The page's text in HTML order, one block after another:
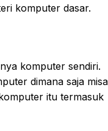
komputer dasar.
komputer sendiri.
dimana saja
itu termasuk